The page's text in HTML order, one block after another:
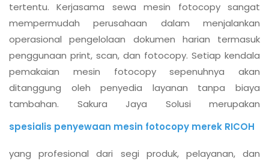
tertentu. Kerjasama sewa mesin fotocopy sangat
mempermudah perusahaan dalam menjalankan
operasional pengelolaan dokumen harian termasuk
penggunaan print, scan, dan fotocopy. Setiap kendala
pemakaian mesin fotocopy sepenuhnya akan
ditanggung oleh penyedia layanan tanpa biaya
tambahan. Sakura Jaya Solusi merupakan
spesialis penyewaan mesin fotocopy merek RICOH
yang profesional dari segi produk, pelayanan, dan